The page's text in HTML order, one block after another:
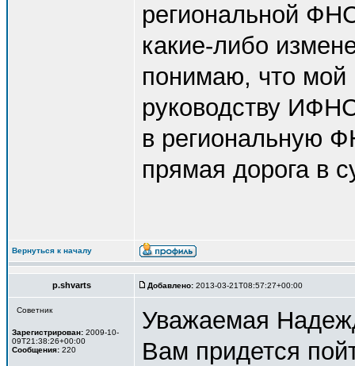
региональной
какие-либо
понимаю, что мой
руководству
в региональную
прямая дорога в
Вернуться к началу
p.shvarts Добавлено: 2013-03-21T08:57:27+00:00
Советник
Зарегистрирован: 2009-10-
09T21:38:26+00:00
Сообщения: 220
Уважаемая
Вам придется